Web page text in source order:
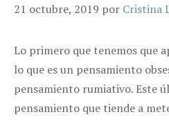
21 octubre, 2019 por Cristina
Lo primero que tenemos que
lo que es un pensamiento
pensamiento rumiativo. Este
pensamiento que tiende a